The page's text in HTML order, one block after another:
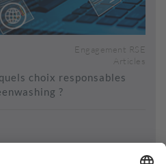
Engagement RSE
Articles
choix responsables
?